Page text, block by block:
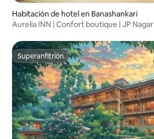
Habitación de hotel en Banashankari
Aurelia INN | Confort boutique | JP Nagar
Superanfitrión
Superanfitrión